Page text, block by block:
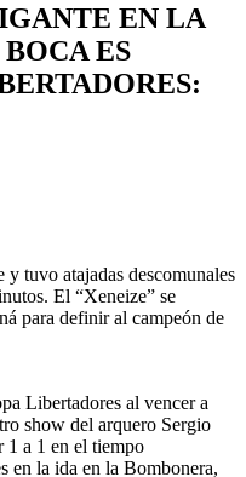
EN LA
ES
y tuvo atajadas descomunales
El “Xeneize” se
para definir al campeón de
Libertadores al vencer a
show del arquero Sergio
1 a 1 en el tiempo
en la ida en la Bombonera,